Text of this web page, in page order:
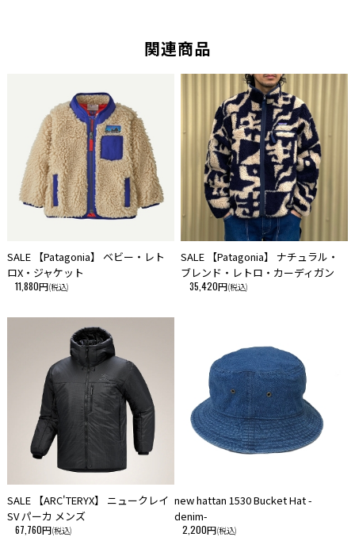
・ご使用の端末により、実物とは多少色合い等が異なって見える場合がご
ざいますことを予めご了承下さい。
・海外製品における、屋外での使用を目的とした商品に関しまして、多少
の擦れ・欠け・傷は許容範囲内として製造・流通されていることが多いよ
うです。
そういった海外製品の特性を、予めご理解頂き、ご愛用いただけますよ
う、お願い申しあげます。
・当サイトに掲載している商品は、実店舗でも同時に販売しております。
サイトよりご注文を頂いた時点で稀に実店舗にて完売してしまい欠品して
しまう場合がございます。
今後の入荷予定を確認して入荷が困難な場合は、誠に
関連商品
SALE 【Patagonia】 ベビー・レト
ロX・ジャケット
11,880円(税込)
SALE 【Patagonia】 ナチュラル・
ブレンド・レトロ・カーディガン
35,420円(税込)
SALE 【ARC'TERYX】 ニュークレイ
SV パーカ メンズ
67,760円(税込)
new hattan 1530 Bucket Hat -
denim-
2,200円(税込)